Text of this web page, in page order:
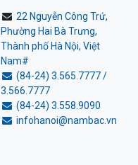
22 Nguyễn Công Trứ,
Phường Hai Bà Trưng,
Thành phố Hà Nội, Việt
Nam#
(84-24) 3.565.7777 /
3.566.7777
(84-24) 3.558.9090
infohanoi@nambac.vn